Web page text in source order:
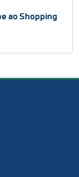
ao Shopping